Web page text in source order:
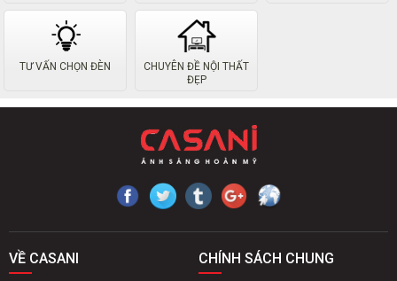
TƯ VẤN CHỌN ĐÈN
CHUYÊN ĐỀ NỘI THẤT
ĐẸP
VỀ CASANI CHÍNH SÁCH CHUNG